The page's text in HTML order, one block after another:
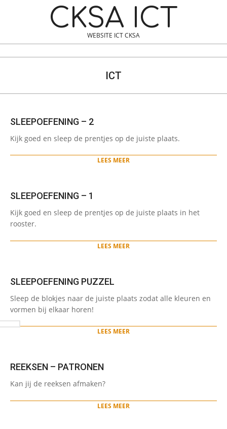
CKSA ICT
WEBSITE ICT CKSA
ICT
SLEEPOEFENING – 2
11-
18
Kijk goed en sleep de prentjes op de juiste plaats.
LEES MEER
SLEEPOEFENING – 1
11-
18
Kijk goed en sleep de prentjes op de juiste plaats in het
rooster.
LEES MEER
SLEEPOEFENING PUZZEL
11-
08
Sleep de blokjes naar de juiste plaats zodat alle kleuren en
vormen bij elkaar horen!
LEES MEER
REEKSEN – PATRONEN
06-
03
Kan jij de reeksen afmaken?
LEES MEER